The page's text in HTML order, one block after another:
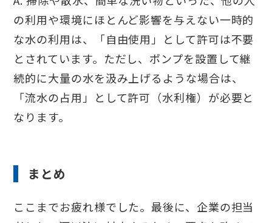
の利用や環境にほとんど影響を与えない一時的
な水の利用は、「自由使用」として許可は不要
とされています。ただし、ポンプを設置して継
続的に大量の水を汲み上げるような場合は、
「流水の占用」として許可（水利権）が必要と
なります。
まとめ
ここまでお疲れ様でした。最後に、企業の担当